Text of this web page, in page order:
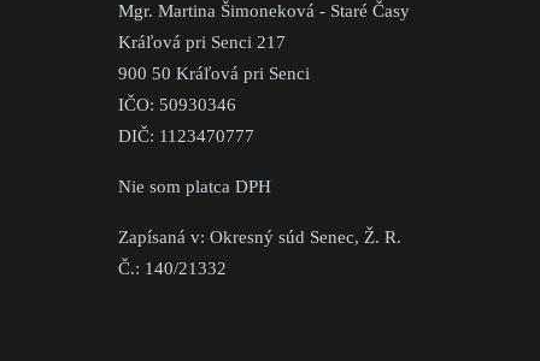
Mgr. Martina Šimoneková - Staré Časy
Kráľová pri Senci 217
900 50 Kráľová pri Senci
IČO: 50930346
DIČ: 1123470777
Nie som platca DPH
Zapísaná v: Okresný súd Senec, Ž. R.
Č.: 140/21332